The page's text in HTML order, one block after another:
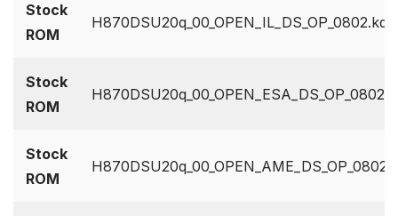
Stock
ROM
H870DSU20q_00_OPEN_IL_DS_OP_0802.kdz
Stock
ROM
Stock
ROM